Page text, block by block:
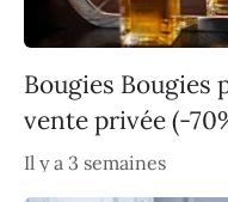
Bougies Bougies
vente privée (-
Il y a 3 semaines